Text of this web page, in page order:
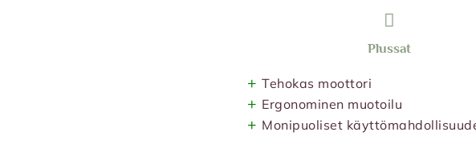
Plussat
+ Tehokas moottori
+ Ergonominen muotoilu
+ Monipuoliset